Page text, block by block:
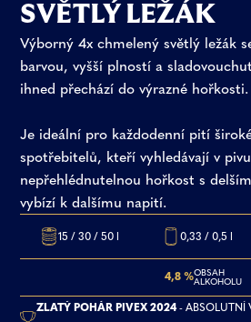
SVĚTLÝ LEŽÁK
Výborný 4x chmelený světlý ležák
barvou, vyšší plností a
ihned přechází do výrazné hořkosti.
Je ideální pro každodenní pití
spotřebitelů, kteří vyhledávají v
nepřehlédnutelnou hořkost s
vybízí k dalšímu napití.
15 / 30 / 50 l 0,33 / 0,5 l
4,8 %OBSAH
ALKOHOLU
ZLATÝ POHÁR PIVEX 2024- ABSOLUTNÍ